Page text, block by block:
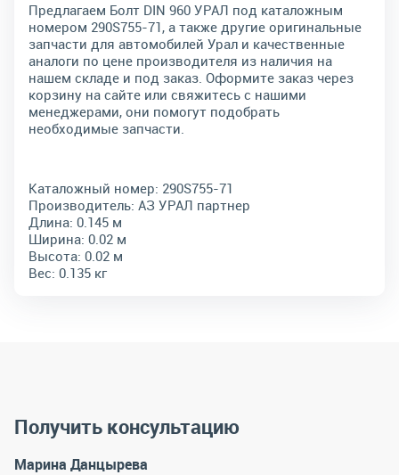
Предлагаем Болт DIN 960 УРАЛ под каталожным
номером 290S755-71, а также другие оригинальные
запчасти для автомобилей Урал и качественные
аналоги по цене производителя из наличия на
нашем складе и под заказ. Оформите заказ через
корзину на сайте или свяжитесь с нашими
менеджерами, они помогут подобрать
необходимые запчасти.
Каталожный номер: 290S755-71
Производитель: АЗ УРАЛ партнер
Длина: 0.145 м
Ширина: 0.02 м
Высота: 0.02 м
Вес: 0.135 кг
Получить консультацию
Марина Данцырева